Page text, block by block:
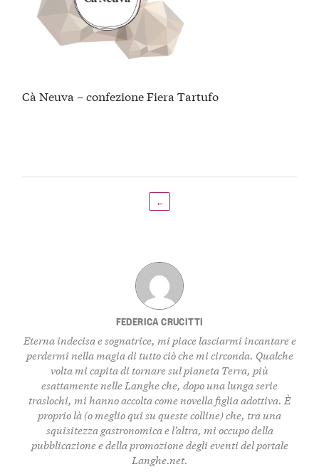
Cà Neuva – confezione Fiera Tartufo
←
FEDERICA CRUCITTI
Eterna indecisa e sognatrice, mi piace lasciarmi incantare e
perdermi nella magia di tutto ciò che mi circonda. Qualche
volta mi capita di tornare sul pianeta Terra, più
esattamente nelle Langhe che, dopo una lunga serie
traslochi, mi hanno accolta come novella figlia adottiva. È
proprio là (o meglio qui su queste colline) che, tra una
squisitezza gastronomica e l’altra, mi occupo della
pubblicazione e della promozione degli eventi del portale
Langhe.net.